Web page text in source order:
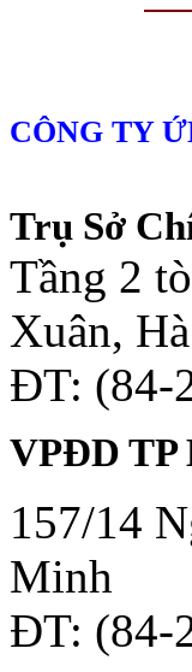
CÔNG TY
Trụ Sở
Tầng 2
Xuân,
ĐT: (84-
VPĐD TP
157/14
Minh
ĐT: (84-